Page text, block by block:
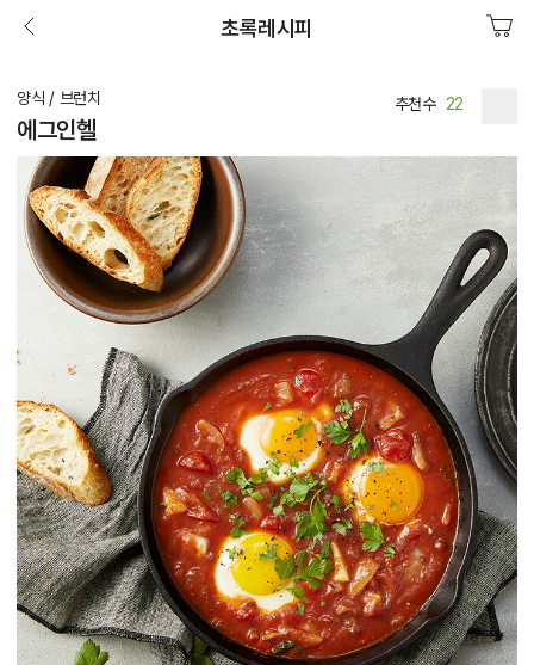
초록레시피
양식 / 브런치
에그인헬
추천수 22